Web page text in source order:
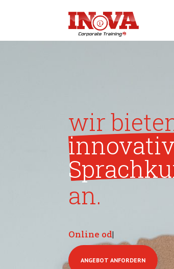
wir
an.
E-|
ANGEBOT ANFORDERN